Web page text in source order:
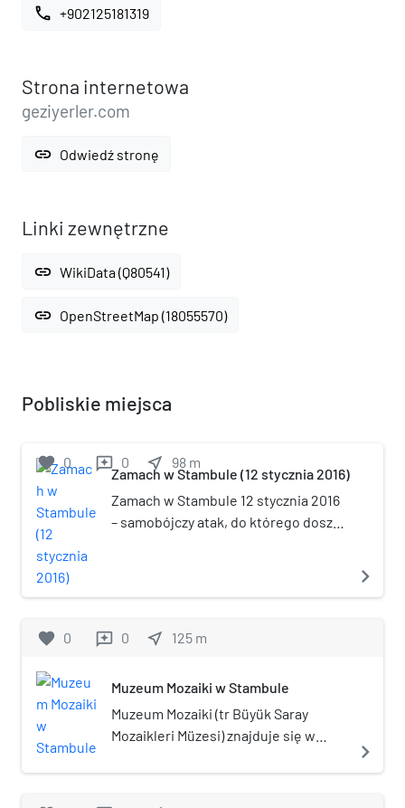
call +902125181319
Strona internetowa
geziyerler.com
link Odwiedź stronę
Linki zewnętrzne
link WikiData (Q80541)
link OpenStreetMap (18055570)
Pobliskie miejsca
favorite 0 reviews 0 near_me 98 m
Zamach w Stambule (12 stycznia 2016)
Zamach w Stambule 12 stycznia 2016
– samobójczy atak, do którego doszło
navigate_next
favorite 0 reviews 0 near_me 125 m
Muzeum Mozaiki w Stambule
Muzeum Mozaiki (tr Büyük Saray
Mozaikleri Müzesi) znajduje się w
Sultanahmed w Stambule w Turcji. W
navigate_next